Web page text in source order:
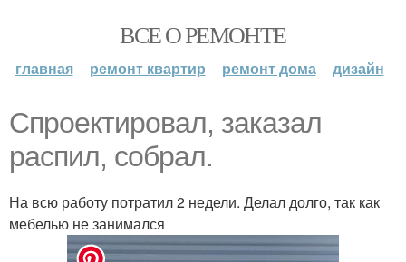
ВСЕ О РЕМОНТЕ
главная ремонт квартир ремонт дома дизайн
Спроектировал, заказал
распил, собрал.
На всю работу потратил 2 недели. Делал долго, так как
мебелью не занимался